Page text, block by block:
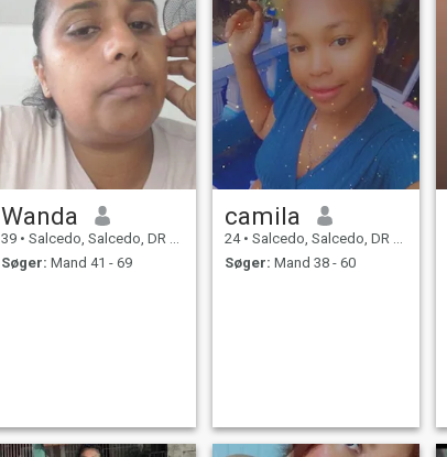
Wanda
39 • Salcedo, Salcedo, DR Dominikanske
Søger: Mand 41 - 69
camila
24 • Salcedo, Salcedo, DR Dominikanske
Søger: Mand 38 - 60